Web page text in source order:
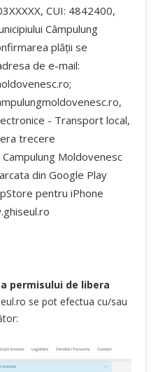
CUI: 4842400,
Câmpulung
plății se
de e-mail:
;
- Transport local,
trecere
Moldovenesc
din Google Play
pentru iPhone
permisului de libera
se pot efectua cu/sau